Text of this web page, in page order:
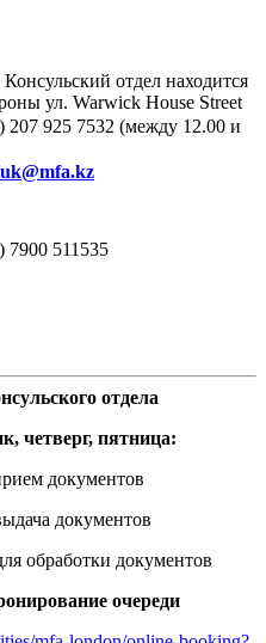
Консульский отдел находится
ул. Warwick House Street
207 925 7532 (между 12.00 и
7900 511535
отдела
четверг, пятница:
документов
документов
обработки документов
очереди